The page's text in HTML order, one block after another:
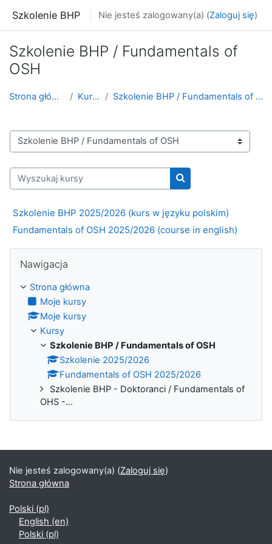
Szkolenie BHP Nie jesteś zalogowany(a) (Zaloguj się)
Szkolenie BHP / Fundamentals of
OSH
Strona główna Kursy Szkolenie BHP / Fundamentals of OSH
Kategorie kursów
Wyszukaj kursy
Wyszukaj kursy
Szkolenie BHP 2025/2026 (kurs w języku polskim)
Fundamentals of OSH 2025/2026 (course in english)
Nawigacja
Strona główna
Moje kursy
Moje kursy
Kursy
Szkolenie BHP / Fundamentals of OSH
Szkolenie 2025/2026
Fundamentals of OSH 2025/2026
Szkolenie BHP - Doktoranci / Fundamentals of
OHS -...
Nie jesteś zalogowany(a) (Zaloguj się)
Strona główna
Polski ‎(pl)‎
English ‎(en)‎
Polski ‎(pl)‎